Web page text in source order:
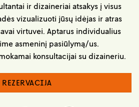
ir dizaineriai atsakys į visus
vizualizuoti jūsų idėjas ir atras
virtuvei. Aptarus individualius
asmeninį pasiūlymą/us.
konsultacijai su dizaineriu.
REZERVACIJA